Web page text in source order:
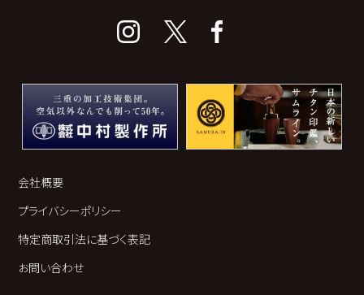
会社概要
プライバシーポリシー
特定商取引法に基づく表記
お問い合わせ